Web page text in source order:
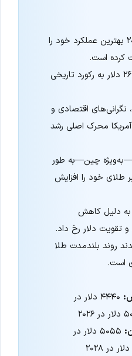
طلا در سال ۲۰۲۵ بهترین عملکرد خود را
قیمت طلا از ۲۶۲۳ دلار به رکورد تاریخی
اقتصادی و
محرک اصلی رشد
چین—به طور
طلای خود را افزایش
دلیل کاهش
تقویت دلار رخ داد.
روند بلندمدت طلا
است.
۴۴۴۰ دلار در
۵۰۵۵ دلار در